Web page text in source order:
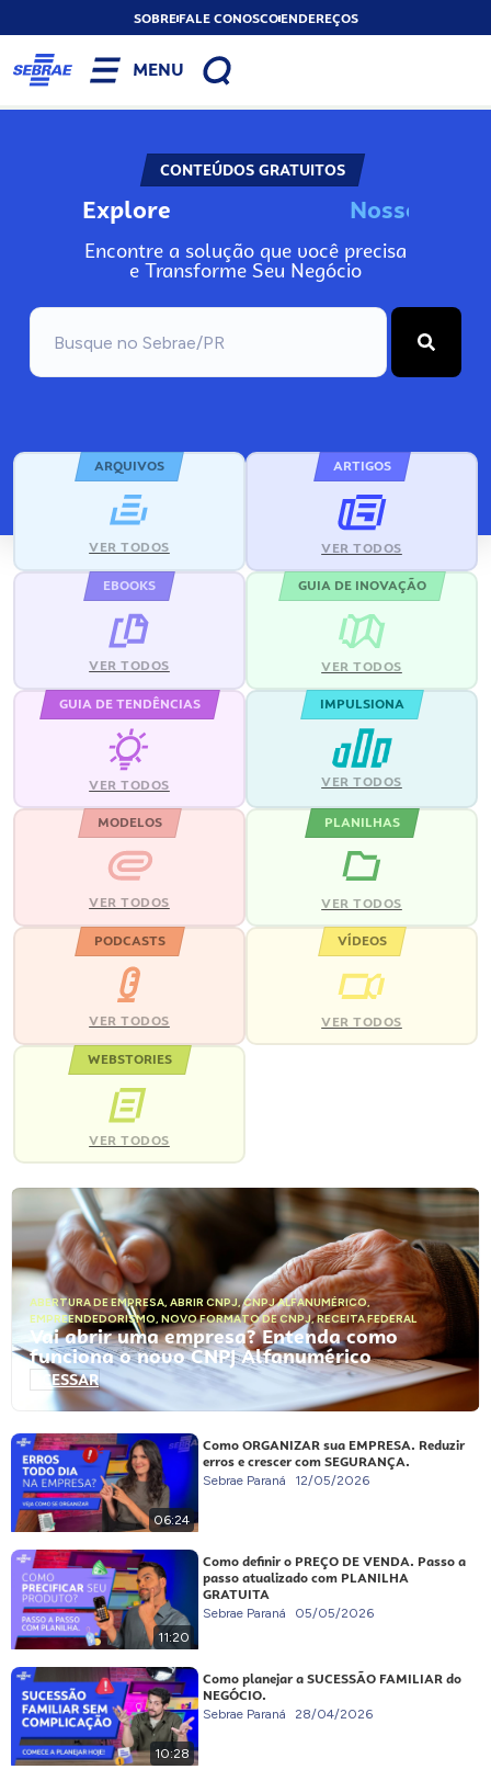
SOBREFALE CONOSCOENDEREÇOS
MENU
CONTEÚDOS GRATUITOS
Explore Noss
Encontre a solução que você precisa
e Transforme Seu Negócio
ARQUIVOS
VER TODOS
ARTIGOS
VER TODOS
EBOOKS
VER TODOS
GUIA DE INOVAÇÃO
VER TODOS
GUIA DE TENDÊNCIAS
VER TODOS
IMPULSIONA
VER TODOS
MODELOS
VER TODOS
PLANILHAS
VER TODOS
PODCASTS
VER TODOS
VÍDEOS
VER TODOS
WEBSTORIES
VER TODOS
ABERTURA DE EMPRESA, ABRIR CNPJ,CNPJ ALFANUMÉRICO,
EMPREENDEDORISMO, NOVO FORMATO DE CNPJ,RECEITA FEDERAL
Vai abrir uma empresa? Entenda como
funciona o novo CNPJ Alfanumérico
ACESSAR
06:24
Como ORGANIZAR sua EMPRESA. Reduzir
erros e crescer com SEGURANÇA.
Sebrae Paraná 12/05/2026
11:20
Como definir o PREÇO DE VENDA. Passo a
passo atualizado com PLANILHA
GRATUITA
Sebrae Paraná 05/05/2026
10:28
Como planejar a SUCESSÃO FAMILIAR do
NEGÓCIO.
Sebrae Paraná 28/04/2026